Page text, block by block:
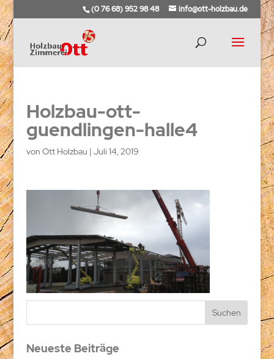
(0 76 68) 952 98 48 info@ott-holzbau.de
Holzbau-ott-
guendlingen-halle4
von Ott Holzbau | Juli 14, 2019
Neueste Beiträge